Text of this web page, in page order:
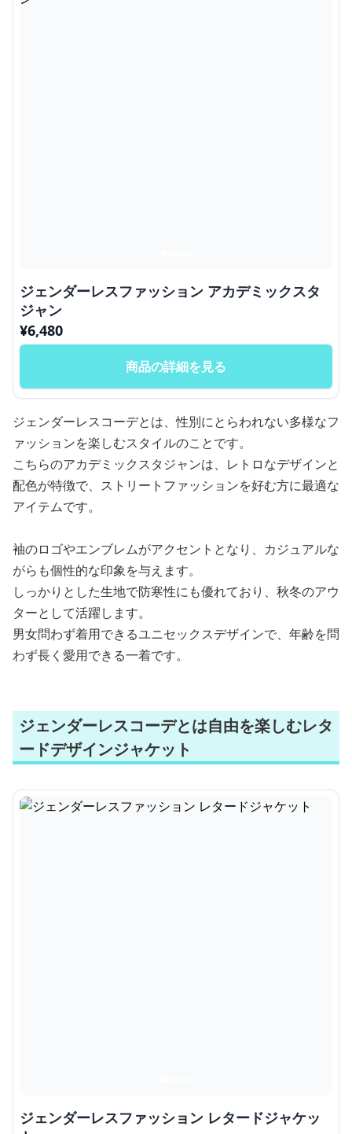
ジェンダーレスファッション アカデミックスタ
ジャン
¥6,480
商品の詳細を見る
ジェンダーレスコーデとは、性別にとらわれない多様なフ
ァッションを楽しむスタイルのことです。
こちらのアカデミックスタジャンは、レトロなデザインと
配色が特徴で、ストリートファッションを好む方に最適な
アイテムです。
袖のロゴやエンブレムがアクセントとなり、カジュアルな
がらも個性的な印象を与えます。
しっかりとした生地で防寒性にも優れており、秋冬のアウ
ターとして活躍します。
男女問わず着用できるユニセックスデザインで、年齢を問
わず長く愛用できる一着です。
ジェンダーレスコーデとは自由を楽しむレタ
ードデザインジャケット
ジェンダーレスファッション レタードジャケッ